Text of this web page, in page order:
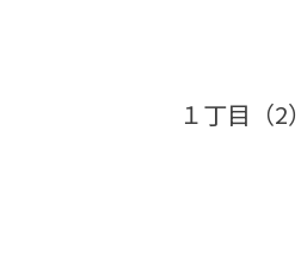
１丁目（2）